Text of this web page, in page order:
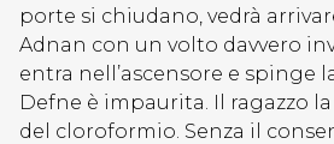
porte si chiudano, vedrà
Adnan con un volto davvero
entra nell’ascensore e spinge
Defne è impaurita. Il ragazzo
del cloroformio. Senza il